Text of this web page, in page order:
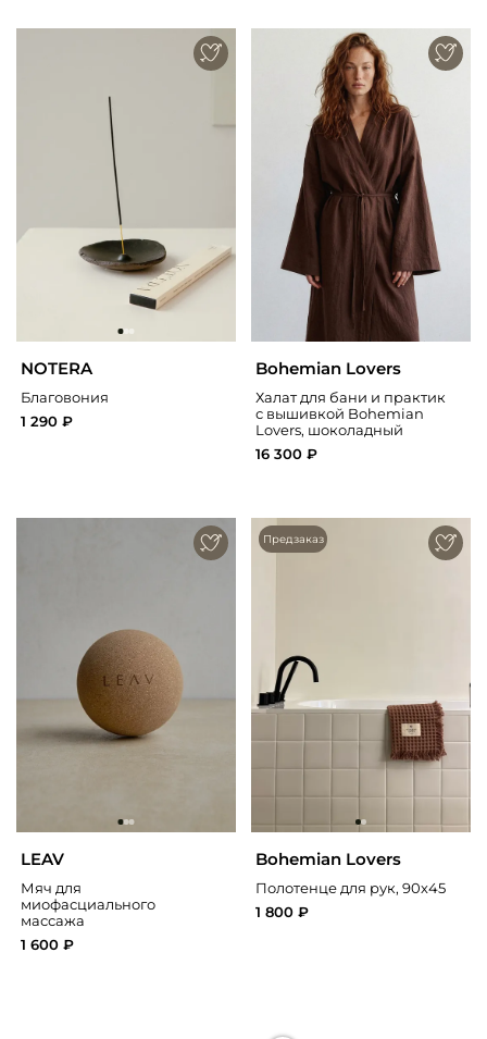
NOTERA
Благовония
1 290 ₽
Bohemian Lovers
Халат для бани и практик
с вышивкой Bohemian
Lovers, шоколадный
16 300 ₽
LEAV
Мяч для
миофасциального
массажа
1 600 ₽
Предзаказ
Bohemian Lovers
Полотенце для рук, 90х45
1 800 ₽